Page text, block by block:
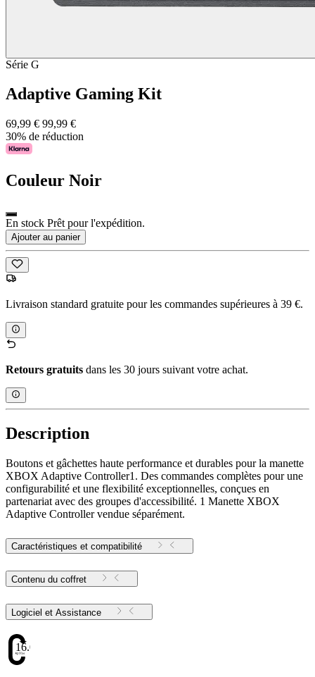
Série G
Adaptive Gaming Kit
69,99 € 99,99 €
30% de réduction
Couleur Noir
En stock Prêt pour l'expédition.
Ajouter au panier
Livraison standard gratuite pour les commandes supérieures à 39 €.
Retours gratuits dans les 30 jours suivant votre achat.
Description
Boutons et gâchettes haute performance et durables pour la manette
XBOX Adaptive Controller1. Des commandes complètes pour une
configurabilité et une flexibilité exceptionnelles, conçues en
partenariat avec des groupes d'accessibilité. 1 Manette XBOX
Adaptive Controller vendue séparément.
Caractéristiques et compatibilité
Contenu du coffret
Logiciel et Assistance
16.06